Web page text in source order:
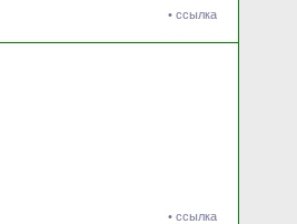
• ссылка
• ссылка